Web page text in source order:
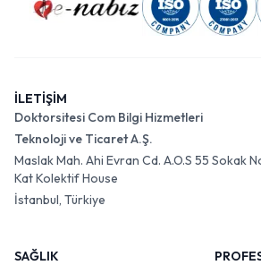
İLETİŞİM
Doktorsitesi Com Bilgi Hizmetleri
Teknoloji ve Ticaret A.Ş.
Maslak Mah. Ahi Evran Cd. A.O.S 55 Sokak
Kat Kolektif House
İstanbul, Türkiye
SAĞLIK